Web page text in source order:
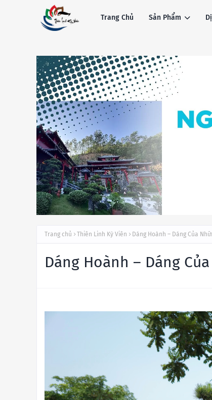
Trang Chủ Sản Phẩm
Trang chủ Thiên Linh Kỳ Viên Dáng Hoành – Dáng Của
Dáng Hoành – Dáng